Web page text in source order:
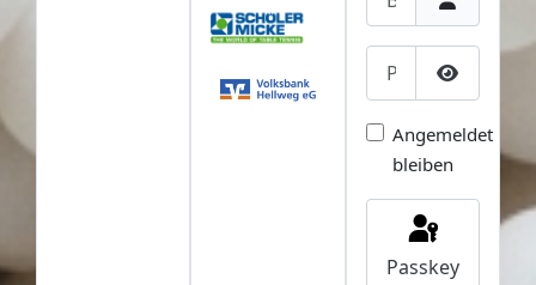
Angemeldet
bleiben
Passkey